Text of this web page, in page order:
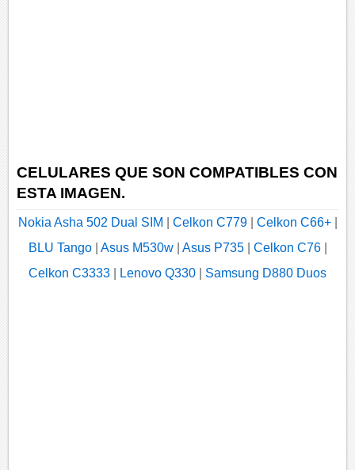
CELULARES QUE SON COMPATIBLES CON
ESTA IMAGEN.
Nokia Asha 502 Dual SIM Celkon C779| Celkon C66+|
BLU Tango| Asus M530w| Asus P735| Celkon C76|
Celkon C3333
Lenovo Q330 Samsung D880 Duos